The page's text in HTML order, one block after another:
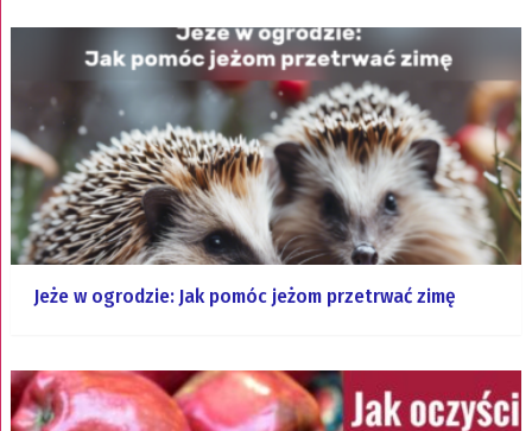
Jeże w ogrodzie: Jak pomóc jeżom przetrwać zimę